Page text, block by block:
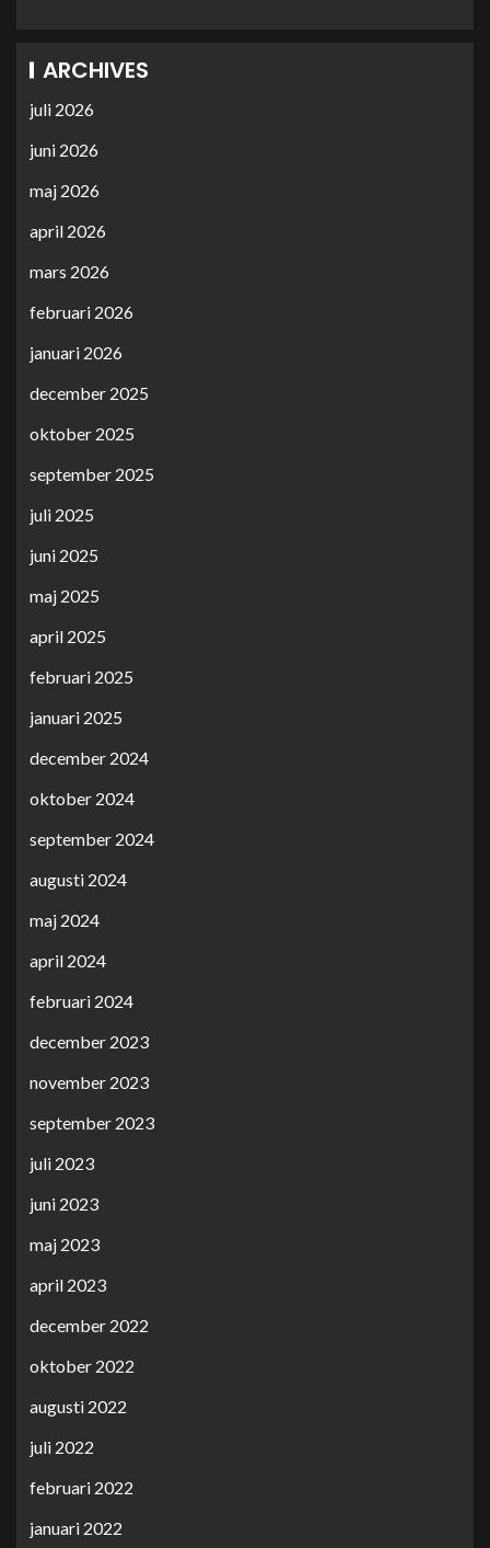
ARCHIVES
juli 2026
juni 2026
maj 2026
april 2026
mars 2026
februari 2026
januari 2026
december 2025
oktober 2025
september 2025
juli 2025
juni 2025
maj 2025
april 2025
februari 2025
januari 2025
december 2024
oktober 2024
september 2024
augusti 2024
maj 2024
april 2024
februari 2024
december 2023
november 2023
september 2023
juli 2023
juni 2023
maj 2023
april 2023
december 2022
oktober 2022
augusti 2022
juli 2022
februari 2022
januari 2022